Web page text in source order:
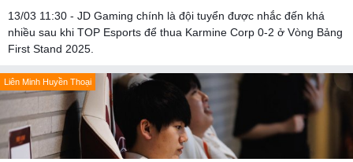
13/03 11:30 - JD Gaming chính là đội tuyển được nhắc đến khá
nhiều sau khi TOP Esports để thua Karmine Corp 0-2 ở Vòng Bảng
First Stand 2025.
Liên Minh Huyền Thoại